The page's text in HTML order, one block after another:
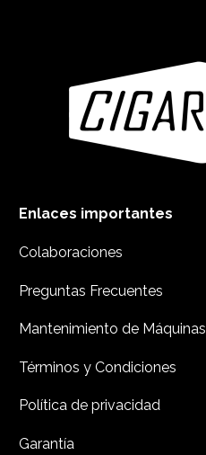
Enlaces importantes
Colaboraciones
Preguntas Frecuentes
Mantenimiento de Máquinas
Términos y Condiciones
Política de privacidad
Garantía